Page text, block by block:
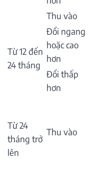
Từ 12 đến
24 tháng
Thu vào
Đổi ngang
hoặc cao
hơn
Đổi thấp
hơn
Từ 24
tháng trở
lên
Thu vào